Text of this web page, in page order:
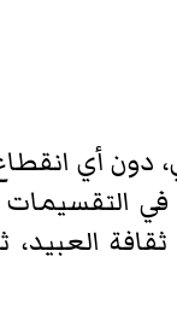
دون أي
المتعارف عليها في
العبيد،